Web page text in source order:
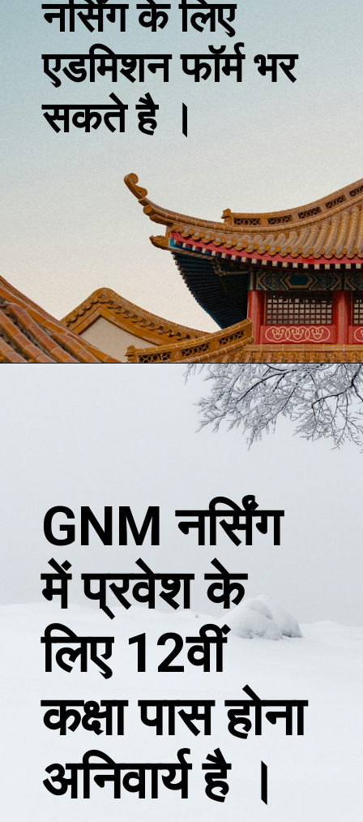
नर्सिंग के लिए
एडमिशन फॉर्म भर
सकते है ।
GNM नर्सिंग
में प्रवेश के
लिए 12वीं
कक्षा पास होना
अनिवार्य है ।